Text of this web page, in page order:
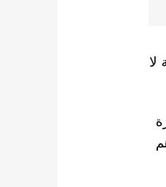
لا